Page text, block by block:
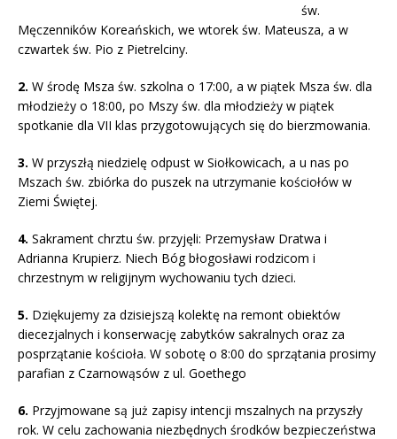
św.
Męczenników Koreańskich, we wtorek św. Mateusza, a w
czwartek św. Pio z Pietrelciny.
2. W środę Msza św. szkolna o 17:00, a w piątek Msza św. dla
młodzieży o 18:00, po Mszy św. dla młodzieży w piątek
spotkanie dla VII klas przygotowujących się do bierzmowania.
3. W przyszłą niedzielę odpust w Siołkowicach, a u nas po
Mszach św. zbiórka do puszek na utrzymanie kościołów w
Ziemi Świętej.
4. Sakrament chrztu św. przyjęli: Przemysław Dratwa i
Adrianna Krupierz. Niech Bóg błogosławi rodzicom i
chrzestnym w religijnym wychowaniu tych dzieci.
5. Dziękujemy za dzisiejszą kolektę na remont obiektów
diecezjalnych i konserwację zabytków sakralnych oraz za
posprzątanie kościoła. W sobotę o 8:00 do sprzątania prosimy
parafian z Czarnowąsów z ul. Goethego
6. Przyjmowane są już zapisy intencji mszalnych na przyszły
rok. W celu zachowania niezbędnych środków bezpieczeństwa